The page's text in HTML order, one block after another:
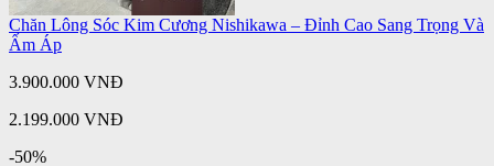
Chăn Lông Sóc Kim Cương Nishikawa – Đỉnh Cao Sang Trọng Và
Ấm Áp
3.900.000 VNĐ
2.199.000 VNĐ
-50%